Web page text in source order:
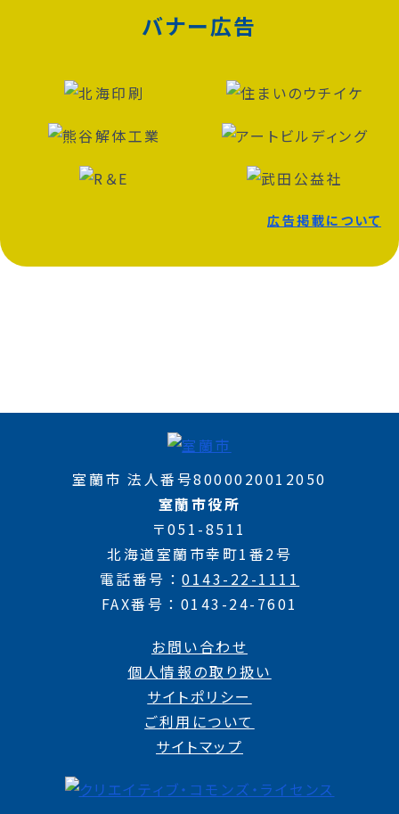
バナー広告
広告掲載について
室蘭市 法人番号8000020012050
室蘭市役所
〒051-8511
北海道室蘭市幸町1番2号
電話番号
0143-22-1111
FAX番号
0143-24-7601
お問い合わせ
個人情報の取り扱い
サイトポリシー
ご利用について
サイトマップ